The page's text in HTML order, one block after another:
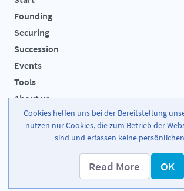
Cookies helfen uns bei der Bereitstellung
nutzen nur Cookies, die zum Betrieb der
sind und erfassen keine
Read More OK
Founding
Securing
Succession
Events
Tools
About us
Imprint
Data Privacy